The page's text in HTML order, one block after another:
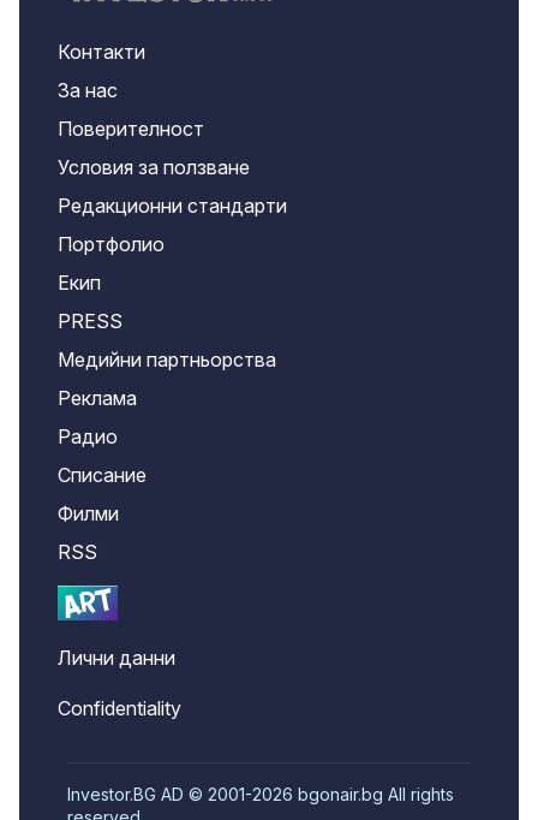
Контакти
За нас
Поверителност
Условия за ползване
Редакционни стандарти
Портфолио
Екип
PRESS
Медийни партньорства
Реклама
Радио
Списание
Филми
RSS
Лични данни
Confidentiality
Investor.BG AD © 2001-2026 bgonair.bg All rights